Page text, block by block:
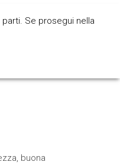
buona
Se prosegui nella